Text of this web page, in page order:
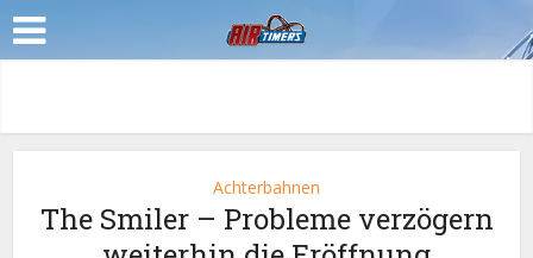
Achterbahnen
The Smiler – Probleme verzögern